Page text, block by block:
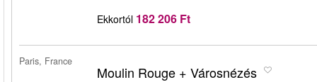
Ekkortól 182 206 Ft
Paris, France
Moulin Rouge + Városnézés